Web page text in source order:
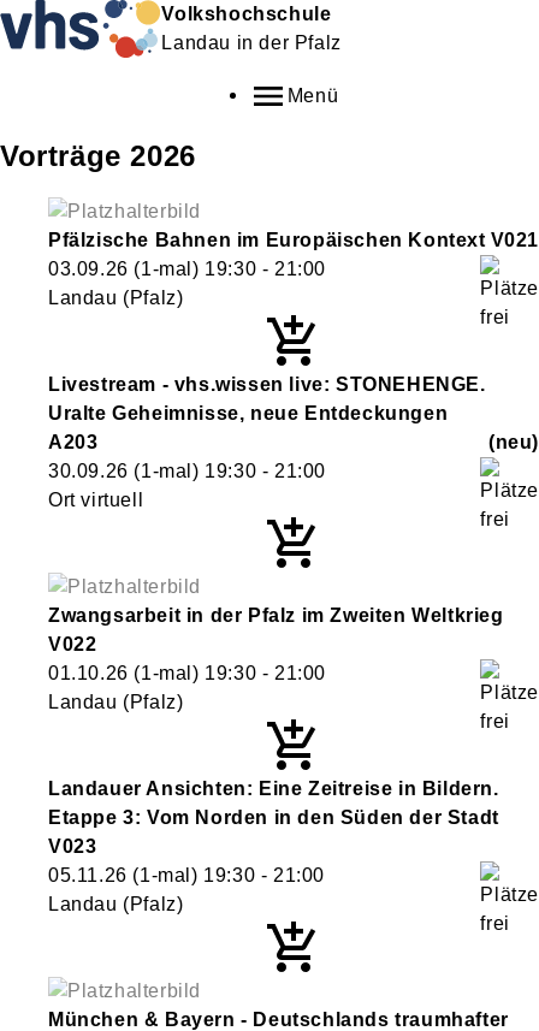
Volkshochschule
Landau in der Pfalz
Menü
Vorträge 2026
Pfälzische Bahnen im Europäischen Kontext V021
03.09.26 (1-mal) 19:30 - 21:00
Landau (Pfalz)
Livestream - vhs.wissen live: STONEHENGE.
Uralte Geheimnisse, neue Entdeckungen
A203
neu
30.09.26 (1-mal) 19:30 - 21:00
Ort virtuell
Zwangsarbeit in der Pfalz im Zweiten Weltkrieg
V022
01.10.26 (1-mal) 19:30 - 21:00
Landau (Pfalz)
Landauer Ansichten: Eine Zeitreise in Bildern.
Etappe 3: Vom Norden in den Süden der Stadt
V023
05.11.26 (1-mal) 19:30 - 21:00
Landau (Pfalz)
München & Bayern - Deutschlands traumhafter